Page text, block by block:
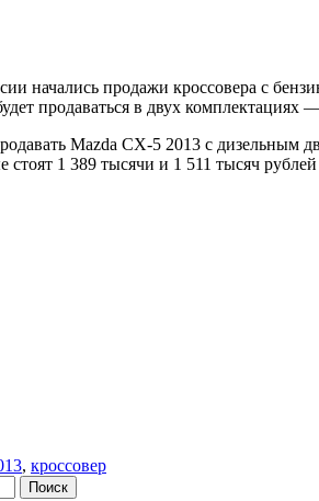
начались продажи кроссовера с
продаваться в двух
Mazda CX-5 2013 с дизельным
стоят 1 389 тысячи и 1 511 тысяч рублей
, кроссовер